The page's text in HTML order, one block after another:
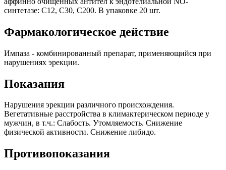
синтетазе: С12, С30, С200. В упаковке 20 шт.
Фармакологическое действие
Импаза - комбинированный препарат, применяющийся при
нарушениях эрекции.
Показания
Нарушения эрекции различного происхождения.
Вегетативные расстройства в климактерическом периоде у
мужчин, в т.ч.: Слабость. Утомляемость. Снижение
физической активности. Снижение либидо.
Противопоказания